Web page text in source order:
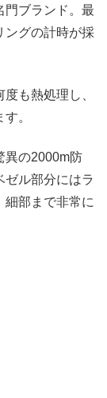
門ブランド。最
ングの計時が採
も熱処理し、
。
異の2000m防
ゼル部分にはラ
細部まで非常に